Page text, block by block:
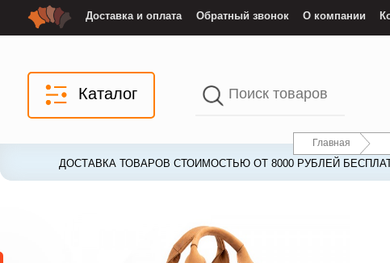
Доставка и оплата Обратный звонок О компании
Каталог
Главная
ДОСТАВКА ТОВАРОВ СТОИМОСТЬЮ ОТ 8000 РУБЛЕЙ
ДОСТАВКА ТОВАРОВ СТОИМОСТЬЮ ОТ 8000 РУБЛЕЙ